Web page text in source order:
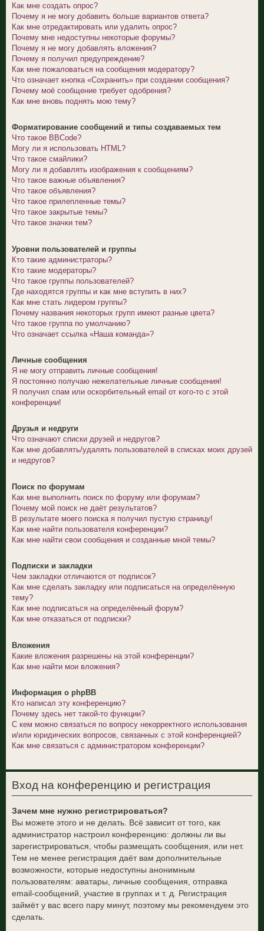
Как мне создать опрос?
Почему я не могу добавить больше вариантов ответа?
Как мне отредактировать или удалить опрос?
Почему мне недоступны некоторые форумы?
Почему я не могу добавлять вложения?
Почему я получил предупреждение?
Как мне пожаловаться на сообщения модератору?
Что означает кнопка «Сохранить» при создании сообщения?
Почему моё сообщение требует одобрения?
Как мне вновь поднять мою тему?
Форматирование сообщений и типы создаваемых тем
Что такое BBCode?
Могу ли я использовать HTML?
Что такое смайлики?
Могу ли я добавлять изображения к сообщениям?
Что такое важные объявления?
Что такое объявления?
Что такое прилепленные темы?
Что такое закрытые темы?
Что такое значки тем?
Уровни пользователей и группы
Кто такие администраторы?
Кто такие модераторы?
Что такое группы пользователей?
Где находятся группы и как мне вступить в них?
Как мне стать лидером группы?
Почему названия некоторых групп имеют разные цвета?
Что такое группа по умолчанию?
Что означает ссылка «Наша команда»?
Личные сообщения
Я не могу отправить личные сообщения!
Я постоянно получаю нежелательные личные сообщения!
Я получил спам или оскорбительный email от кого-то с этой
конференции!
Друзья и недруги
Что означают списки друзей и недругов?
Как мне добавлять/удалять пользователей в списках моих друзей
и недругов?
Поиск по форумам
Как мне выполнить поиск по форуму или форумам?
Почему мой поиск не даёт результатов?
В результате моего поиска я получил пустую страницу!
Как мне найти пользователя конференции?
Как мне найти свои сообщения и созданные мной темы?
Подписки и закладки
Чем закладки отличаются от подписок?
Как мне сделать закладку или подписаться на определённую
тему?
Как мне подписаться на определённый форум?
Как мне отказаться от подписки?
Вложения
Какие вложения разрешены на этой конференции?
Как мне найти мои вложения?
Информация о phpBB
Кто написал эту конференцию?
Почему здесь нет такой-то функции?
С кем можно связаться по вопросу некорректного использования
и/или юридических вопросов, связанных с этой конференцией?
Как мне связаться с администратором конференции?
Вход на конференцию и регистрация
Зачем мне нужно регистрироваться?
Вы можете этого и не делать. Всё зависит от того, как
администратор настроил конференцию: должны ли вы
зарегистрироваться, чтобы размещать сообщения, или нет.
Тем не менее регистрация даёт вам дополнительные
возможности, которые недоступны анонимным
пользователям: аватары, личные сообщения, отправка
email-сообщений, участие в группах и т. д. Регистрация
займёт у вас всего пару минут, поэтому мы рекомендуем это
сделать.